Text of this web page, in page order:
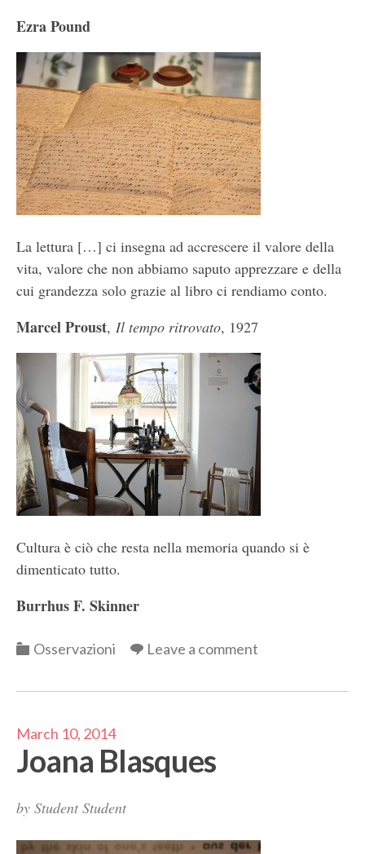
Ezra Pound
La lettura […] ci insegna ad accrescere il valore della
vita, valore che non abbiamo saputo apprezzare e della
cui grandezza solo grazie al libro ci rendiamo conto.
Marcel Proust, Il tempo ritrovato, 1927
Cultura è ciò che resta nella memoria quando si è
dimenticato tutto.
Burrhus F. Skinner
Categories
Osservazioni Leave a comment
March 10, 2014
Joana Blasques
by Student Student